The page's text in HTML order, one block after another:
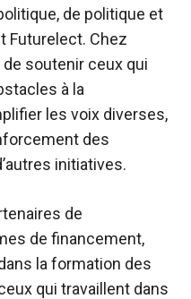
de politique et
Futurelect. Chez
soutenir ceux qui
à la
les voix diverses,
des
initiatives.
de
de financement,
la formation des
qui travaillent dans